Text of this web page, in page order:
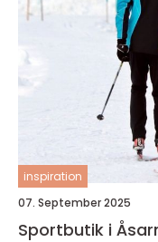
inspiration
07. September 2025
Sportbutik i